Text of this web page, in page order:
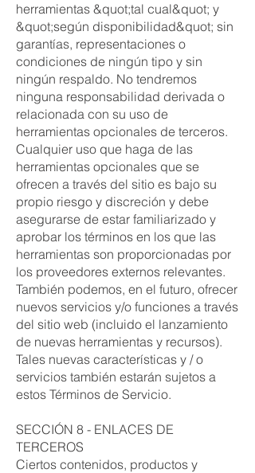
herramientas &quot;tal cual&quot; y
&quot;según disponibilidad&quot; sin
garantías, representaciones o
condiciones de ningún tipo y sin
ningún respaldo. No tendremos
ninguna responsabilidad derivada o
relacionada con su uso de
herramientas opcionales de terceros.
Cualquier uso que haga de las
herramientas opcionales que se
ofrecen a través del sitio es bajo su
propio riesgo y discreción y debe
asegurarse de estar familiarizado y
aprobar los términos en los que las
herramientas son proporcionadas por
los proveedores externos relevantes.
También podemos, en el futuro, ofrecer
nuevos servicios y/o funciones a través
del sitio web (incluido el lanzamiento
de nuevas herramientas y recursos).
Tales nuevas características y / o
servicios también estarán sujetos a
estos Términos de Servicio.
SECCIÓN 8 - ENLACES DE
TERCEROS
Ciertos contenidos, productos y